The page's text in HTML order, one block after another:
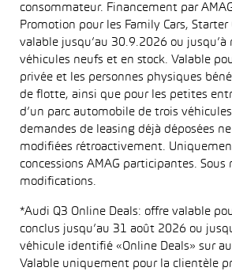
consommateur. Financement par
Promotion pour les Family Cars, Starter
valable jusqu’au 30.9.2026 ou jusqu’à
véhicules neufs et en stock. Valable
privée et les personnes physiques
de flotte, ainsi que pour les petites
d’un parc automobile de trois
demandes de leasing déjà déposées
modifiées rétroactivement.
concessions AMAG participantes. Sous
modifications.
*Audi Q3 Online Deals: offre valable
conclus jusqu’au 31 août 2026 ou
véhicule identifié «Online Deals» sur
Valable uniquement pour la clientèle